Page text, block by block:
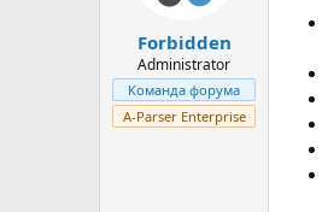
л
а
Forbidden
Administrator
Команда форума
A-Parser Enterprise